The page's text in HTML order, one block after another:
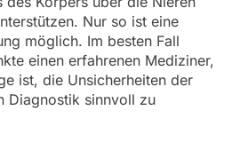
Nur so ist eine
möglich. Im besten Fall
einen erfahrenen Mediziner,
ist, die Unsicherheiten der
Diagnostik sinnvoll zu